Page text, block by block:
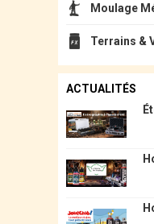
Moulage
Terrains &
ACTUALITÉS